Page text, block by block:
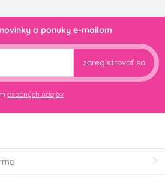
a ponuky e-mailom
zaregistrovať sa
osobných údajov